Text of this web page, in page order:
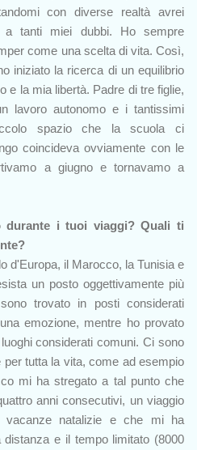
con diverse realtà avrei
a tanti miei dubbi. Ho sempre
come una scelta di vita. Così,
iniziato la ricerca di un equilibrio
e la mia libertà. Padre di tre figlie,
lavoro autonomo e i tantissimi
spazio che la scuola ci
coincideva ovviamente con le
a giugno e tornavamo a
durante i tuoi viaggi? Quali ti
d'Europa, il Marocco, la Tunisia e
un posto oggettivamente più
trovato in posti considerati
emozione, mentre ho provato
considerati comuni. Ci sono
tutta la vita, come ad esempio
mi ha stregato a tal punto che
anni consecutivi, un viaggio
natalizie e che mi ha
e il tempo limitato (8000